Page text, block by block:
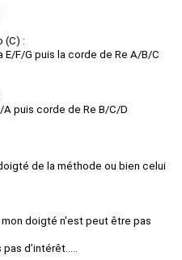
(C) :
F/G puis la corde de Re A/B/C
puis corde de Re B/C/D
de la méthode ou bien celui
doigté n'est peut être pas
d’intérêt.....